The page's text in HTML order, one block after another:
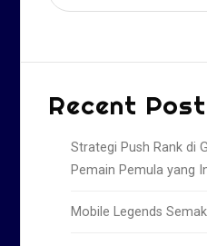
Recent
Strategi Push Rank di
Pemain Pemula yang
Mobile Legends